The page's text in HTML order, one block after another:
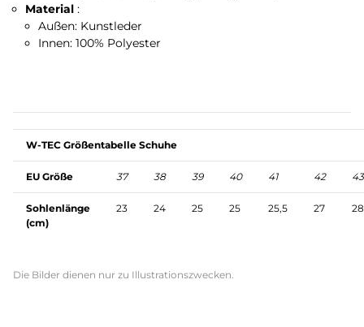
Material:
Außen: Kunstleder
Innen: 100% Polyester
W-TEC Größentabelle Schuhe
EU Größe 37 38 39 40 41 42 43
Sohlenlänge
(cm)
23 24 25 25 25,5 27 28
Die Bilder dienen nur zu Illustrationszwecken.